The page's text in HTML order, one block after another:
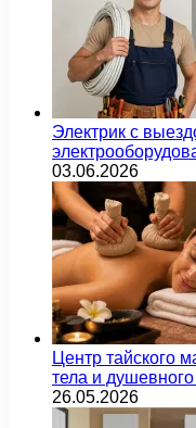
Электрик с
03.06.2026
Центр тайского
тела и
26.05.2026